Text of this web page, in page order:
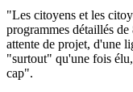
"Les citoyens et les
programmes détaillés
attente de projet, d'une
"surtout" qu'une fois
cap".